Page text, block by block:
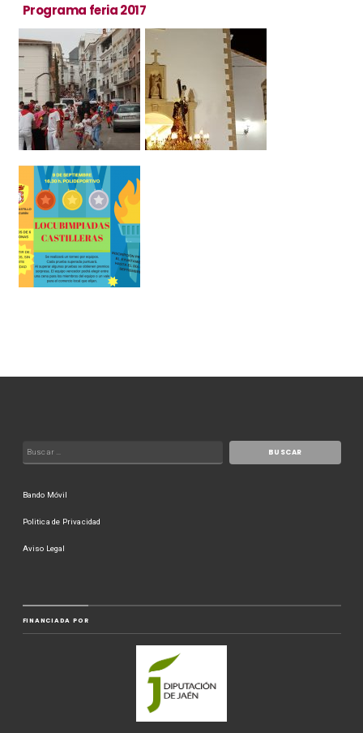
Programa feria 2017
Bando Móvil
Politica de Privacidad
Aviso Legal
FINANCIADA POR